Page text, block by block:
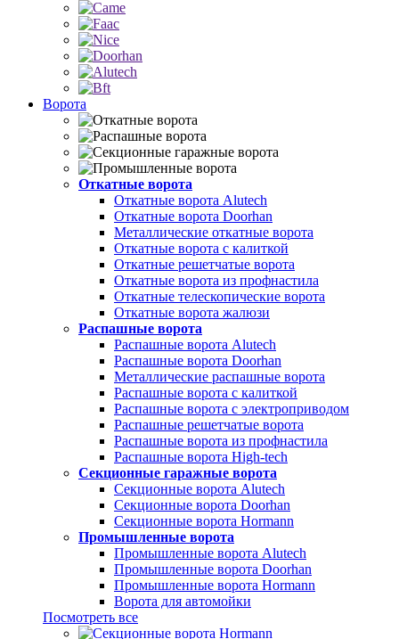
Ворота
Откатные ворота
Откатные ворота Alutech
Откатные ворота Doorhan
Металлические откатные ворота
Откатные ворота с калиткой
Откатные решетчатые ворота
Откатные ворота из профнастила
Откатные телескопические ворота
Откатные ворота жалюзи
Распашные ворота
Распашные ворота Alutech
Распашные ворота Doorhan
Металлические распашные ворота
Распашные ворота с калиткой
Распашные ворота с электроприводом
Распашные решетчатые ворота
Распашные ворота из профнастила
Распашные ворота High-tech
Секционные гаражные ворота
Секционные ворота Alutech
Секционные ворота Doorhan
Секционные ворота Hormann
Промышленные ворота
Промышленные ворота Alutech
Промышленные ворота Doorhan
Промышленные ворота Hormann
Ворота для автомойки
Посмотреть все